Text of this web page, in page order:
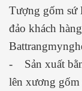
Tượng gốm sứ
đảo khách
- Sản xuất
lên xương gốm